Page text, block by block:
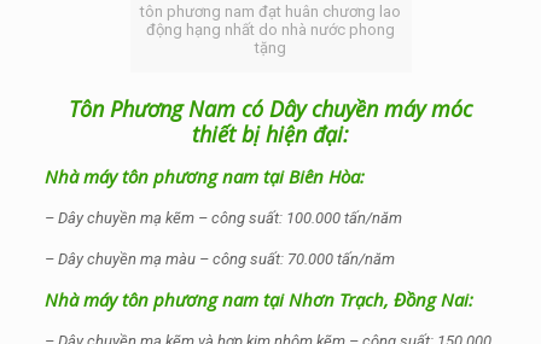
tôn phương nam đạt huân chương lao
động hạng nhất do nhà nước phong
tặng
Tôn Phương Nam có Dây chuyền máy móc
thiết bị hiện đại:
Nhà máy tôn phương nam tại Biên Hòa:
– Dây chuyền mạ kẽm – công suất: 100.000 tấn/năm
– Dây chuyền mạ màu – công suất: 70.000 tấn/năm
Nhà máy tôn phương nam tại Nhơn Trạch, Đồng Nai: